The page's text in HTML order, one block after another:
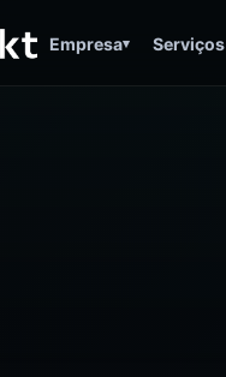
Empresa▾ Serviços